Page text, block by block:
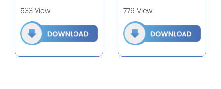
533 View 776 View